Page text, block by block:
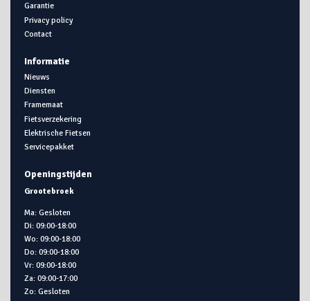
Garantie
Privacy policy
Contact
Informatie
Nieuws
Diensten
Framemaat
Fietsverzekering
Elektrische Fietsen
Servicepakket
Openingstijden
Grootebroek
Ma: Gesloten
Di: 09:00-18:00
Wo: 09:00-18:00
Do: 09:00-18:00
Vr: 09:00-18:00
Za: 09:00-17:00
Zo: Gesloten